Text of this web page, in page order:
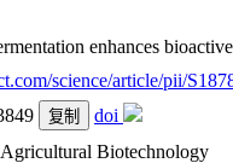
enhances
science/article/pii/
复制 doi
Biotechnology